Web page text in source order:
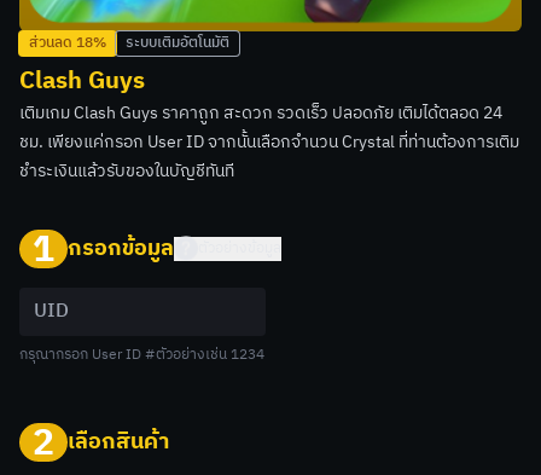
ส่วนลด 18% ระบบเติมอัตโนมัติ
Clash Guys
เติมเกม Clash Guys ราคาถูก สะดวก รวดเร็ว ปลอดภัย เติมได้ตลอด 24
ชม. เพียงแค่กรอก User ID จากนั้นเลือกจำนวน Crystal ที่ท่านต้องการเติม
ชำระเงินแล้วรับของในบัญชีทันที
1 กรอกข้อมูล
กรุณากรอก User ID #ตัวอย่างเช่น 1234
2 เลือกสินค้า